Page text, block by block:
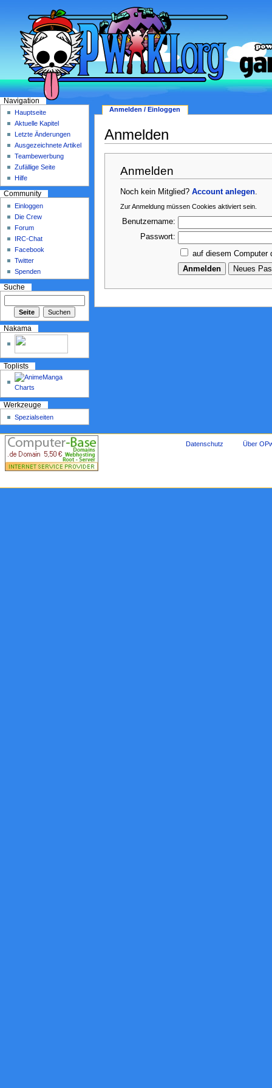
Anmelden
Anmelden
Noch kein Mitglied?Account anlegen
Zur Anmeldung müssen Cookies aktiviert sein.
Benutzername:
Passwort:
auf diesem Computer
Anmelden / Einloggen
Navigation
Hauptseite
Aktuelle Kapitel
Letzte Änderungen
Ausgezeichnete Artikel
Teambewerbung
Zufällige Seite
Hilfe
Community
Einloggen
Die Crew
Forum
IRC-Chat
Facebook
Twitter
Spenden
Suche
Nakama
Toplists
Werkzeuge
Spezialseiten
Datenschutz Über